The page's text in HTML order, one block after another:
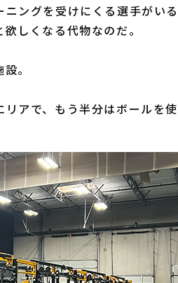
ングを受けにくる選手がい
しくなる代物なのだ。
。
アで、もう半分はボールを